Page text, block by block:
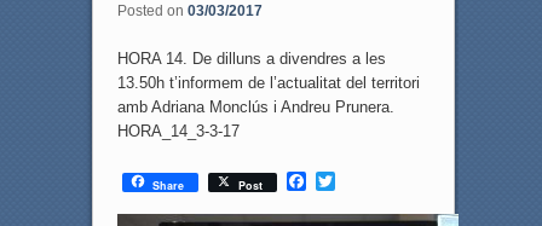
Posted on 03/03/2017
HORA 14. De dilluns a divendres a les
13.50h t’informem de l’actualitat del territori
amb Adriana Monclús i Andreu Prunera.
HORA_14_3-3-17
Share Post
F
c
T
i